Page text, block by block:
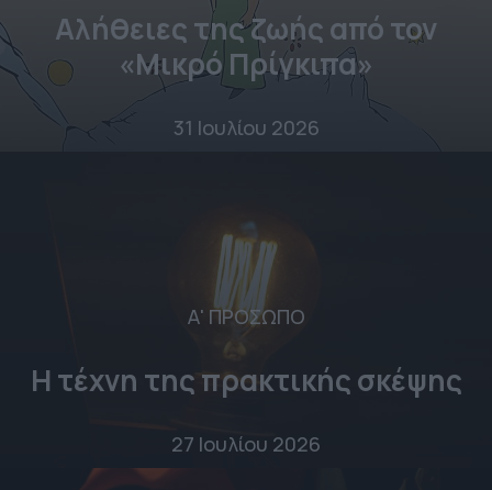
Αλήθειες της ζωής από τον
«Μικρό Πρίγκιπα»
31 Ιουλίου 2026
Α' ΠΡΟΣΩΠΟ
Η τέχνη της πρακτικής σκέψης
27 Ιουλίου 2026